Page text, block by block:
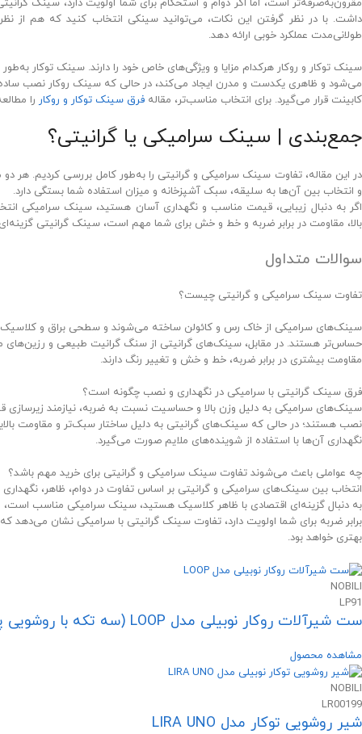
مقرون‌به‌صرفه‌تر است، اما اگر دوام و استحکام برای شما اولویت دارد، سینک
داشت. با در نظر گرفتن این نکات، می‌توانید سینکی انتخاب کنید که هم از
طولانی‌مدت عملکرد خوبی ارائه دهد.
سینک توکار و روکار هرکدام مزایا و ویژگی‌های خاص خود را دارند. سینک توکار
می‌شود و ظاهری یکدست و مدرن ایجاد می‌کند، در حالی که سینک روکار نصب
کابینت قرار می‌گیرد. برای انتخاب مناسب‌تر، مقاله فرق سینک توکار و روکار را
جمع‌بندی | سینک سرامیکی یا گرانیتی؟
در این مقاله، تفاوت سینک سرامیکی و گرانیتی را به‌طور کامل بررسی کردیم. هر
و انتخاب بین آن‌ها به سلیقه، سبک آشپزخانه و میزان استفاده شما بستگی دارد.
اگر به دنبال زیبایی، قیمت مناسب و نگهداری آسان هستید، سینک سرامیکی
بالا، مقاومت در برابر ضربه و خط و خش برای شما مهم است، سینک گرانیتی
سوالات متداول
تفاوت سینک سرامیکی و گرانیتی چیست؟
سینک‌های سرامیکی از خاک رس و کائولن ساخته می‌شوند و سطحی براق و کلاسیک
حساس‌تر هستند. در مقابل، سینک‌های گرانیتی از سنگ گرانیت طبیعی و رزین‌های
مقاومت بیشتری در برابر ضربه، خط و خش و تغییر رنگ دارند.
فرق سینک گرانیتی با سرامیکی در نگهداری و نصب چگونه است؟
سینک‌های سرامیکی به دلیل وزن بالا و حساسیت نسبت به ضربه، نیازمند زیرسازی
نصب هستند؛ در حالی که سینک‌های گرانیتی به دلیل ساختار سبک‌تر و مقاومت
نگهداری آن‌ها با استفاده از شوینده‌های ملایم صورت می‌گیرد.
چه عواملی باعث می‌شوند تفاوت سینک سرامیکی و گرانیتی برای خرید مهم باشد؟
انتخاب بین سینک‌های سرامیکی و گرانیتی بر اساس تفاوت در دوام، ظاهر،
به دنبال گزینه‌ای اقتصادی با ظاهر کلاسیک هستید، سینک سرامیکی مناسب است،
برابر ضربه برای شما اولویت دارد، تفاوت سینک گرانیتی با سرامیکی نشان می‌دهد
بهتری خواهد بود.
NOBILI
LP91
ست شیرآلات روکار نوبیلی مدل LOOP (سه تکه با روشویی پایه بلند)
مشاهده محصول
NOBILI
LR00199
شیر روشویی توکار مدل LIRA UNO